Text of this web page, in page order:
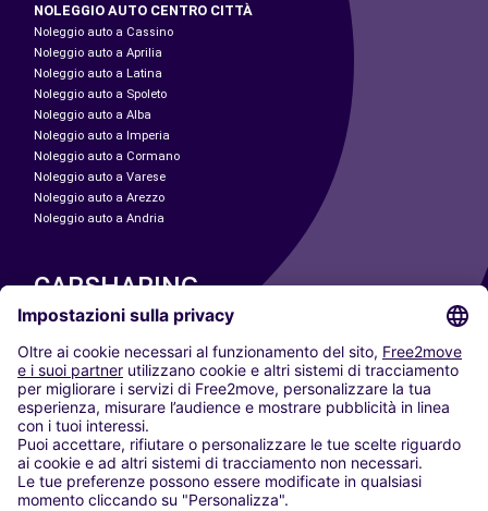
NOLEGGIO AUTO CENTRO CITTÀ
Noleggio auto a Cassino
Noleggio auto a Aprilia
Noleggio auto a Latina
Noleggio auto a Spoleto
Noleggio auto a Alba
Noleggio auto a Imperia
Noleggio auto a Cormano
Noleggio auto a Varese
Noleggio auto a Arezzo
Noleggio auto a Andria
CARSHARING
LE NOSTRE CITTÀ
Paris
Madrid
Washington DC
Milano
Roma
Torino
Vienna
Berlino